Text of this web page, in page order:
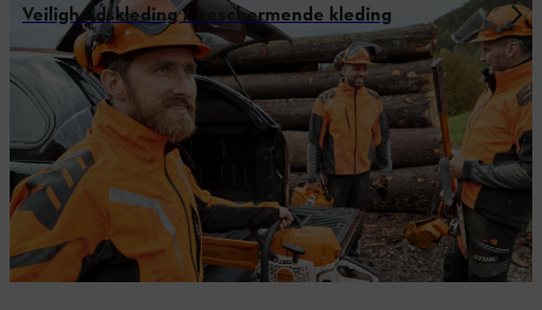
Veiligheidskleding / beschermende kleding